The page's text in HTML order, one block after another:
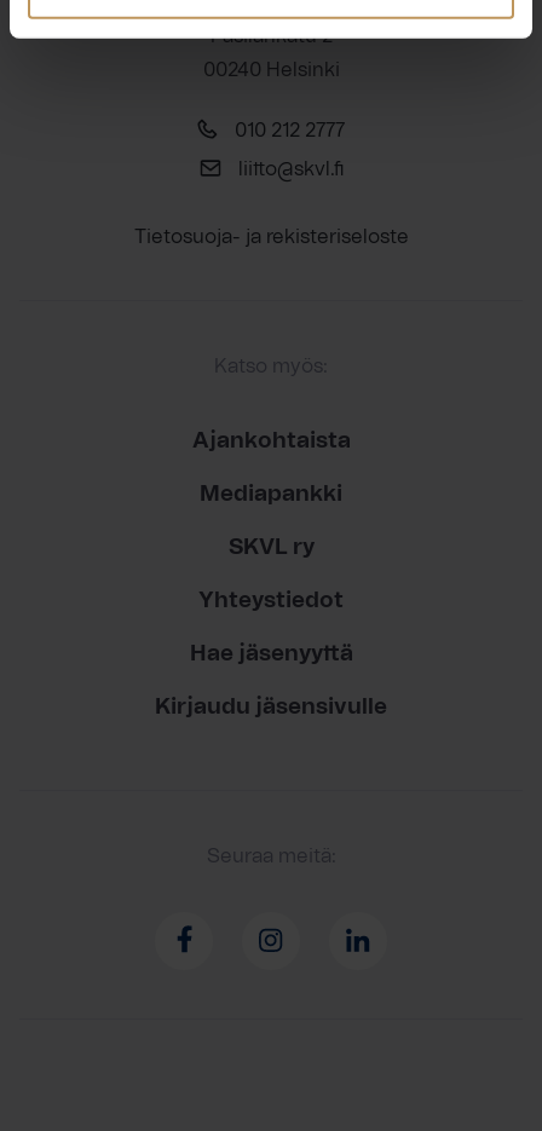
Pasilankatu 2
00240 Helsinki
010 212 2777
liitto@skvl.fi
Tietosuoja- ja rekisteriseloste
Katso myös:
Ajankohtaista
Mediapankki
SKVL ry
Yhteystiedot
Hae jäsenyyttä
Kirjaudu jäsensivulle
Seuraa meitä: